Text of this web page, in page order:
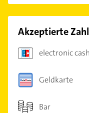
Akzeptierte
electronic cash
Geldkarte
Bar